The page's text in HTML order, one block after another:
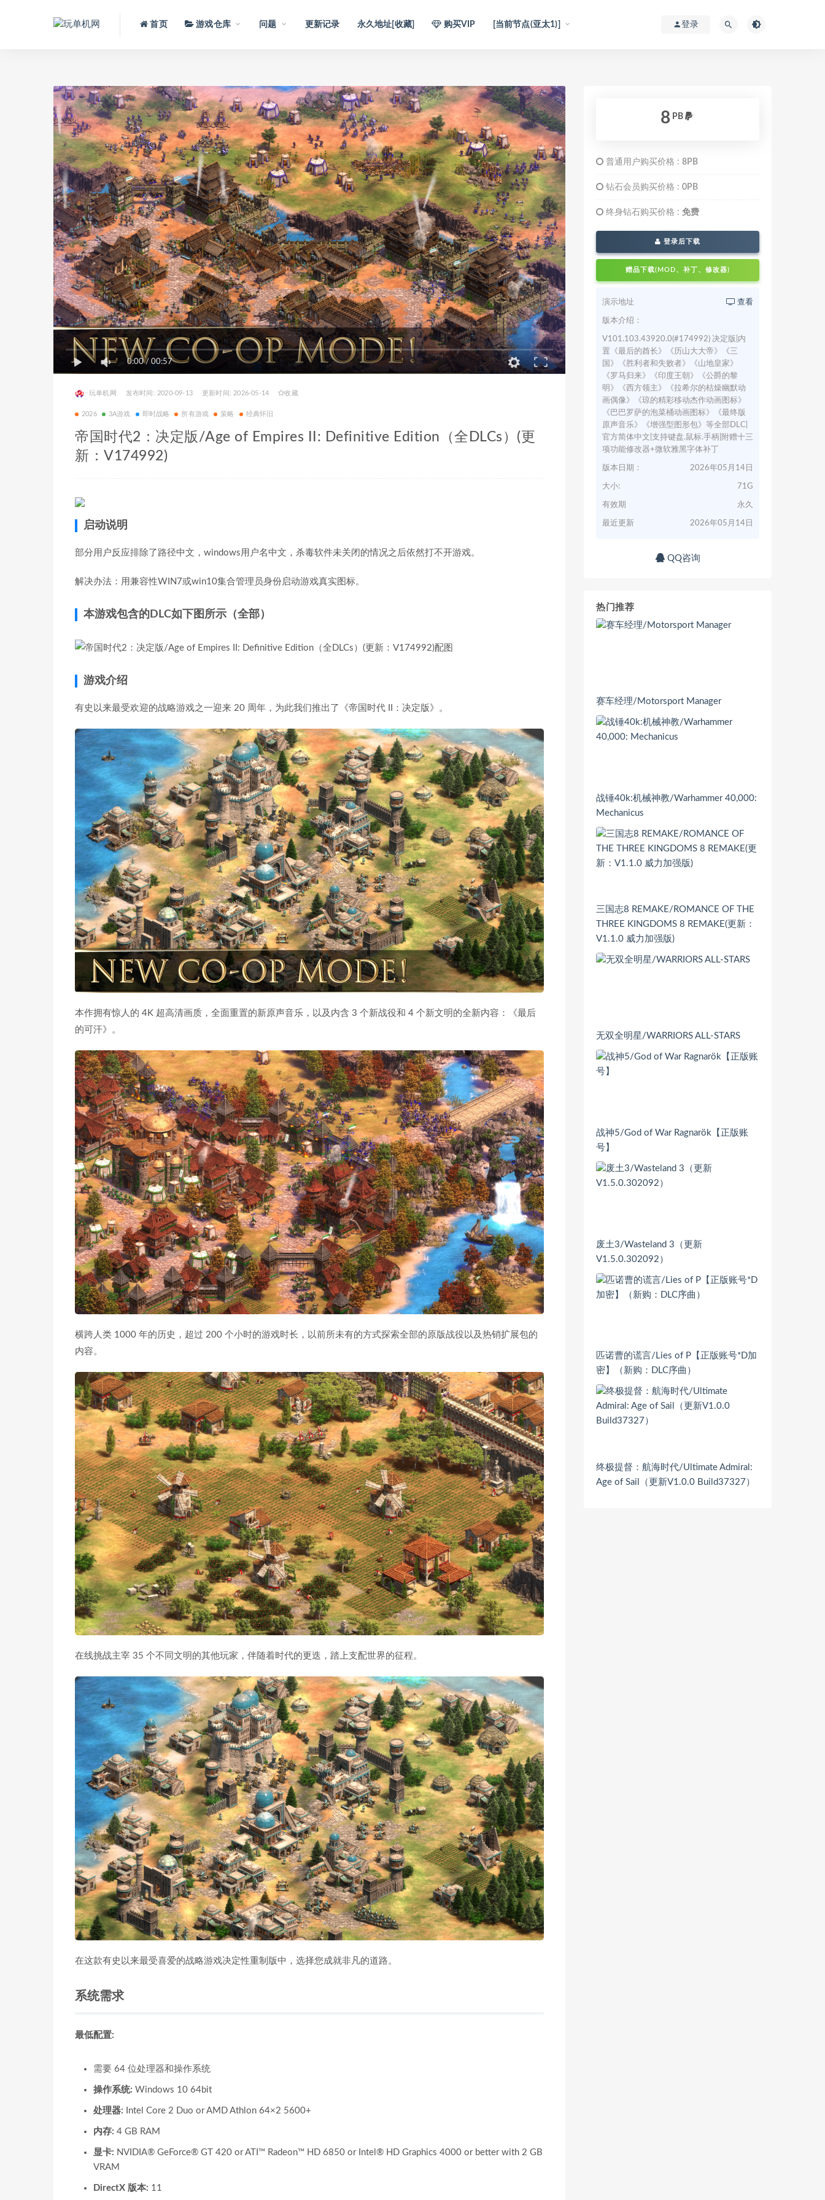
首页 游戏仓库 问题 更新记录 永久地址[收藏] 购买VIP [当前节点(亚太1)] 登录
0:00/ 00:57
玩单机网 发布时间: 2020-09-13 更新时间: 2026-05-14 收藏
2026 3A游戏 即时战略 所有游戏 策略 经典怀旧
帝国时代2：决定版/Age of Empires II: Definitive Edition（全DLCs）(更
新：V174992)
启动说明
部分用户反应排除了路径中文，windows用户名中文，杀毒软件未关闭的情况之后依然打不开游戏。
解决办法：用兼容性WIN7或win10集合管理员身份启动游戏真实图标。
本游戏包含的DLC如下图所示（全部）
游戏介绍
有史以来最受欢迎的战略游戏之一迎来 20 周年，为此我们推出了《帝国时代 II：决定版》。
本作拥有惊人的 4K 超高清画质，全面重置的新原声音乐，以及内含 3 个新战役和 4 个新文明的全新内容：《最后
的可汗》。
横跨人类 1000 年的历史，超过 200 个小时的游戏时长，以前所未有的方式探索全部的原版战役以及热销扩展包的
内容。
在线挑战主宰 35 个不同文明的其他玩家，伴随着时代的更迭，踏上支配世界的征程。
在这款有史以来最受喜爱的战略游戏决定性重制版中，选择您成就非凡的道路。
系统需求
最低配置:
需要 64 位处理器和操作系统
操作系统: Windows 10 64bit
处理器: Intel Core 2 Duo or AMD Athlon 64×2 5600+
内存: 4 GB RAM
显卡: NVIDIA® GeForce® GT 420 or ATI™ Radeon™ HD 6850 or Intel® HD Graphics 4000 or better with 2 GB
VRAM
DirectX 版本: 11
8 PB
普通用户购买价格 : 8PB
钻石会员购买价格 : 0PB
终身钻石购买价格 : 免费
登录后下载
赠品下载(MOD、补丁、修改器)
演示地址 查看
版本介绍：
V101.103.43920.0(#174992) 决定版|内
置《最后的酋长》《历山大大帝》《三
国》《胜利者和失败者》《山地皇家》
《罗马归来》《印度王朝》《公爵的黎
明》《西方领主》《拉希尔的枯燥幽默动
画偶像》《琼的精彩移动杰作动画图标》
《巴巴罗萨的泡菜桶动画图标》《最终版
原声音乐》《增强型图形包》等全部DLC|
官方简体中文|支持键盘.鼠标.手柄|附赠十三
项功能修改器+微软雅黑字体补丁
版本日期： 2026年05月14日
大小: 71G
有效期 永久
最近更新 2026年05月14日
QQ咨询
热门推荐
赛车经理/Motorsport Manager
战锤40k:机械神教/Warhammer 40,000:
Mechanicus
三国志8 REMAKE/ROMANCE OF THE
THREE KINGDOMS 8 REMAKE(更新：
V1.1.0 威力加强版)
无双全明星/WARRIORS ALL-STARS
战神5/God of War Ragnarök【正版账
号】
废土3/Wasteland 3（更新
V1.5.0.302092）
匹诺曹的谎言/Lies of P【正版账号*D加
密】（新购：DLC序曲）
终极提督：航海时代/Ultimate Admiral:
Age of Sail（更新V1.0.0 Build37327）